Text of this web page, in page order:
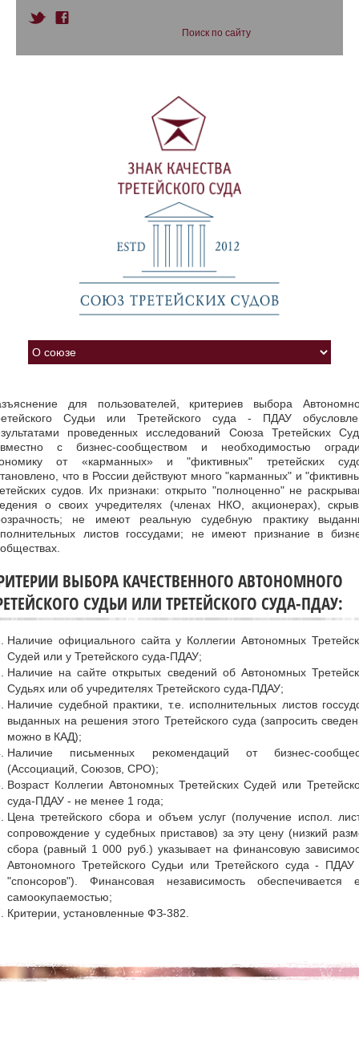
для пользователей, критериев выбора
Судьи или Третейского суда - ПДАУ
проведенных исследований Союза Третейских
с бизнес-сообществом и необходимостью
от «карманных» и "фиктивных" третейских
что в России действуют много "карманных" и
судов. Их признаки: открыто "полноценно" не
о своих учредителях (членах НКО, акционерах),
не имеют реальную судебную практику
листов госсудами; не имеют признание в
ВЫБОРА КАЧЕСТВЕННОГО АВТОНОМНОГО
СУДЬИ ИЛИ ТРЕТЕЙСКОГО СУДА-ПДАУ:
Наличие официального сайта у Коллегии Автономных
Судей или у Третейского суда-ПДАУ;
Наличие на сайте открытых сведений об Автономных
Судьях или об учредителях Третейского суда-ПДАУ;
Наличие судебной практики, т.е. исполнительных листов
выданных на решения этого Третейского суда (запросить
можно в КАД);
Наличие письменных рекомендаций от бизнес-
(Ассоциаций, Союзов, СРО);
Возраст Коллегии Автономных Третейских Судей или
суда-ПДАУ - не менее 1 года;
Цена третейского сбора и объем услуг (получение испол.
сопровождение у судебных приставов) за эту цену (низкий
сбора (равный 1 000 руб.) указывает на финансовую
Автономного Третейского Судьи или Третейского суда - ПДАУ
"спонсоров"). Финансовая независимость обеспечивается
самоокупаемостью;
Критерии, установленные ФЗ-382.